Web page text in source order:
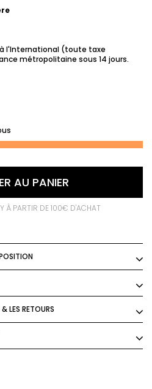
l'International (toute taxe
métropolitaine sous 14 jours.
AU PANIER
À PARTIR DE 100€ D'ACHAT
LES RETOURS